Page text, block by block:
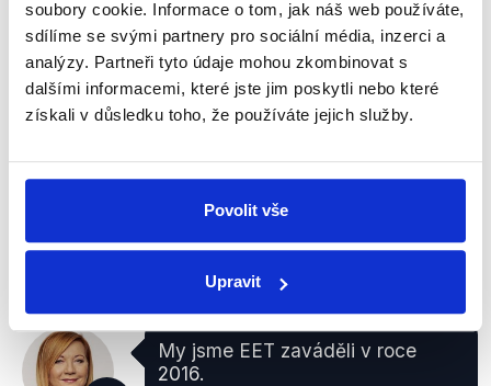
soubory cookie. Informace o tom, jak náš web používáte,
sdílíme se svými partnery pro sociální média, inzerci a
analýzy. Partneři tyto údaje mohou zkombinovat s
dalšími informacemi, které jste jim poskytli nebo které
získali v důsledku toho, že používáte jejich služby.
Povolit vše
Upravit
Schillerová
Předvolební debata,
Doprava
Sněmovní volby 2025
Státní rozpočet
dostane v roce 2026 ze státního rozpočtu o 31,6
zobrazit celé odůvodnění
My jsme EET zaváděli v roce
2016.